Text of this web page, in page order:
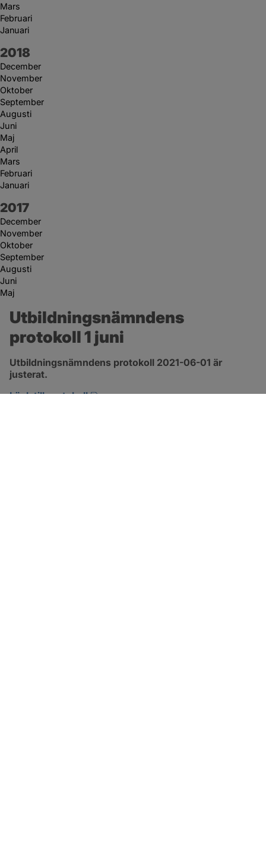
Mars
Februari
Januari
År:
2018
December
November
Oktober
September
Augusti
Juni
Maj
April
Mars
Februari
Januari
År:
2017
December
November
Oktober
September
Augusti
Juni
Maj
Utbildningsnämndens
protokoll 1 juni
Utbildningsnämndens protokoll 2021-06-01 är
justerat.
Länk till protokoll
pdf, 1.3 MB, öppnas i nytt fönster.